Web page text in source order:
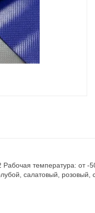
Рабочая температура:
салатовый,